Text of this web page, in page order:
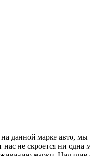
данной марке авто, мы
нас не скроется ни